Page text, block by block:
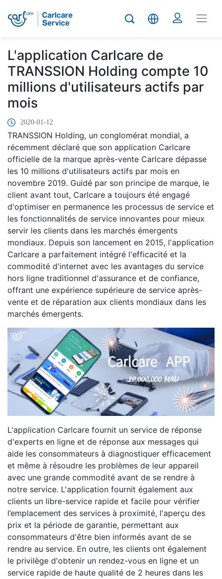
L'application Carlcare de
TRANSSION Holding compte 10
millions d'utilisateurs actifs par
mois
2020-01-12
TRANSSION Holding, un conglomérat mondial, a
récemment déclaré que son application Carlcare
officielle de la marque après-vente Carlcare dépasse
les 10 millions d'utilisateurs actifs par mois en
novembre 2019. Guidé par son principe de marque, le
client avant tout, Carlcare a toujours été engagé
d'optimiser en permanence les processus de service et
les fonctionnalités de service innovantes pour mieux
servir les clients dans les marchés émergents
mondiaux. Depuis son lancement en 2015, l'application
Carlcare a parfaitement intégré l'efficacité et la
commodité d'internet avec les avantages du service
hors ligne traditionnel d'assurance et de confiance,
offrant une expérience supérieure de service après-
vente et de réparation aux clients mondiaux dans les
marchés émergents.
L'application Carlcare fournit un service de réponse
d'experts en ligne et de réponse aux messages qui
aide les consommateurs à diagnostiquer efficacement
et même à résoudre les problèmes de leur appareil
avec une grande commodité avant de se rendre à
notre service. L'application fournit également aux
clients un libre-service rapide et facile pour vérifier
l’emplacement des services à proximité, l'aperçu des
prix et la période de garantie, permettant aux
consommateurs d'être bien informés avant de se
rendre au service. En outre, les clients ont également
le privilège d'obtenir un rendez-vous en ligne et un
service rapide de haute qualité de 2 heures dans les